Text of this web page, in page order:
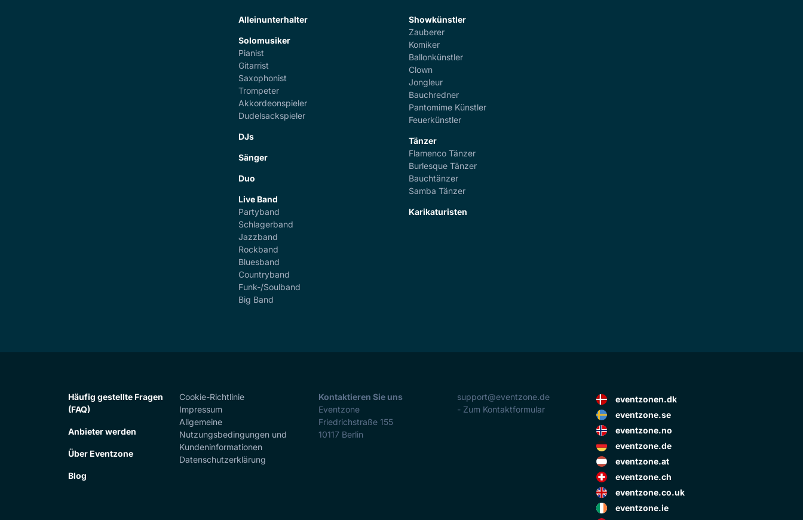
Alleinunterhalter
Solomusiker
Pianist
Gitarrist
Saxophonist
Trompeter
Akkordeonspieler
Dudelsackspieler
DJs
Sänger
Duo
Live Band
Partyband
Schlagerband
Jazzband
Rockband
Bluesband
Countryband
Funk-/Soulband
Big Band
Showkünstler
Zauberer
Komiker
Ballonkünstler
Clown
Jongleur
Bauchredner
Pantomime Künstler
Feuerkünstler
Tänzer
Flamenco Tänzer
Burlesque Tänzer
Bauchtänzer
Samba Tänzer
Karikaturisten
Häufig gestellte Fragen
(FAQ)
Anbieter werden
Über Eventzone
Blog
Cookie-Richtlinie
Impressum
Allgemeine
Nutzungsbedingungen und
Kundeninformationen
Datenschutzerklärung
Kontaktieren Sie uns
Eventzone
Friedrichstraße 155
10117 Berlin
support@eventzone.de
- Zum Kontaktformular
eventzonen.dk
eventzone.se
eventzone.no
eventzone.de
eventzone.at
eventzone.ch
eventzone.co.uk
eventzone.ie